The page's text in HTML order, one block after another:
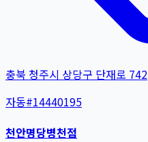
충북 청주시 상당구 단재로 742
자동#14440195
천안명당병천점